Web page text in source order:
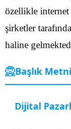
özellikle
şirketler
haline
Başlık Metni
Dijital